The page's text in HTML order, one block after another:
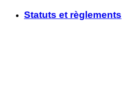
Statuts et règlements